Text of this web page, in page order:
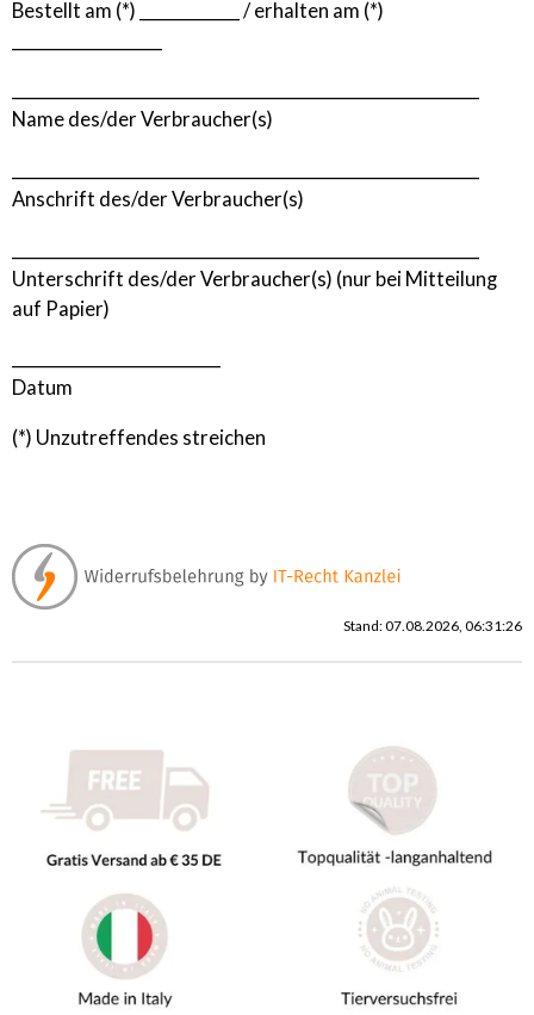
Bestellt am (*) ____________ / erhalten am (*)
Name des/der Verbraucher(s)
Anschrift des/der Verbraucher(s)
Unterschrift des/der Verbraucher(s) (nur bei Mitteilung
auf Papier)
Datum
(*) Unzutreffendes streichen
Stand: 07.08.2026, 06:31:26